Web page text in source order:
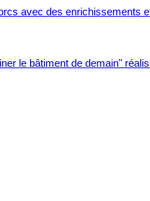
avec des enrichissements
le bâtiment de demain"